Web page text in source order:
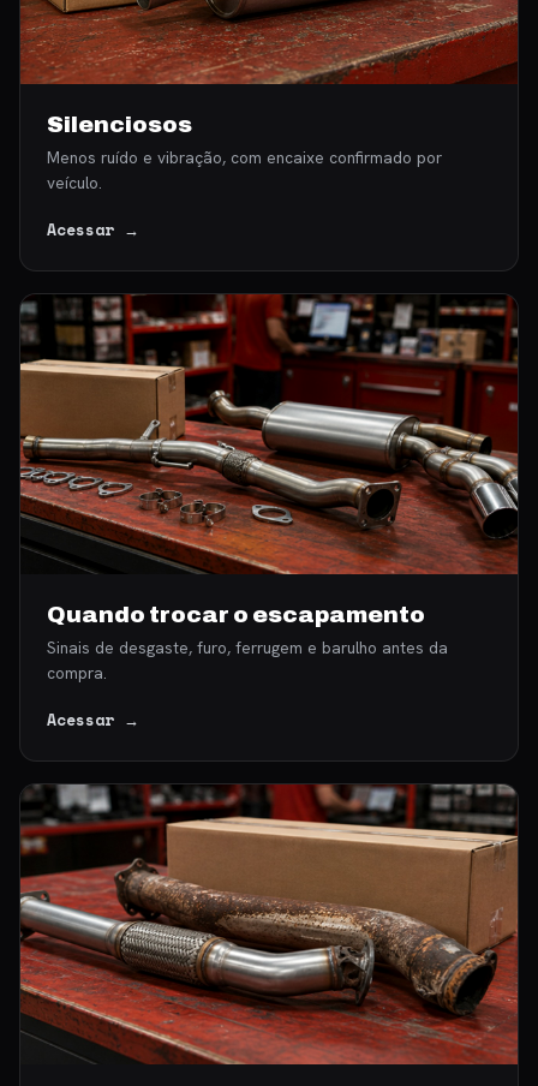
Silenciosos
Menos ruído e vibração, com encaixe confirmado por
veículo.
Acessar →
Quando trocar o escapamento
Sinais de desgaste, furo, ferrugem e barulho antes da
compra.
Acessar →